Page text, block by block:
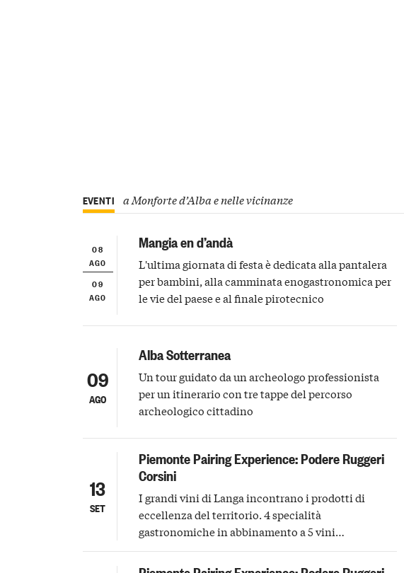
EVENTI a Monforte d’Alba e nelle vicinanze
08
AGO
09
AGO
Mangia en d’andà
L'ultima giornata di festa è dedicata alla pantalera
per bambini, alla camminata enogastronomica per
le vie del paese e al finale pirotecnico
09
AGO
Alba Sotterranea
Un tour guidato da un archeologo professionista
per un itinerario con tre tappe del percorso
archeologico cittadino
13
SET
Piemonte Pairing Experience: Podere Ruggeri
Corsini
I grandi vini di Langa incontrano i prodotti di
eccellenza del territorio. 4 specialità
gastronomiche in abbinamento a 5 vini
d'eccellenza di Podere Ruggeri Corsini